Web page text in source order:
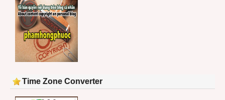
Time Zone Converter